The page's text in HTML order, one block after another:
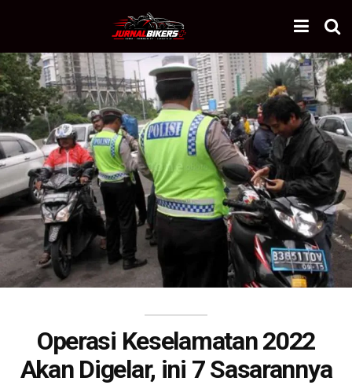
Operasi Keselamatan 2022
Akan Digelar, ini 7 Sasarannya